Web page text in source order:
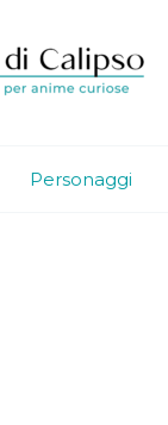
Personaggi